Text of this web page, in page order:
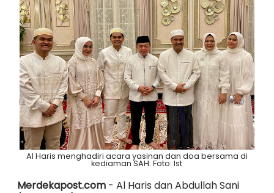
Al Haris menghadiri acara yasinan dan doa bersama di
kediaman SAH. Foto: Ist
Merdekapost.com- Al Haris dan Abdullah Sani